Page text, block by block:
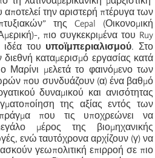
την αριστερή πτέρυγα των
της Cepal (Οικονομική
, πιο συγκεκριμένα του Ruy
του υποϊμπεριαλισμού. Στο
καταμερισμό εργασίας κατά
Μαρίνι μελετά το φαινόμενο των
που συνδυάζουν (α) ένα βαθμό
δυναμικού και ανισότητας
της αξίας εντός των
που τις υποχρεώνει να
μέρος της βιομηχανικής
ενώ ταυτόχρονα αρχίζουν (γ) να
γεωπολιτική επιρροή σε πιο